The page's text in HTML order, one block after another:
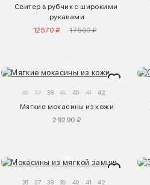
Свитер в рубчик с широкими
рукавами
12570 ₽
17500 ₽
36 37 38 39 40 41 42
Мягкие мокасины из кожи
29290 ₽
36 37 38 39 40 41 42